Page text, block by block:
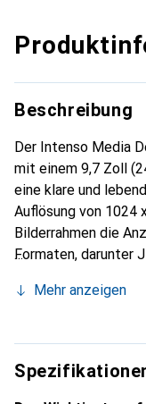
Beschreibung
Der Intenso Media
mit einem 9,7 Zoll
eine klare und
Auflösung von 1024
Bilderrahmen die
Formaten, darunter
MPEG-4, M-JPEG
Flexibilität, Bilder
anzuzeigen, was ihn
Präsentation von
Mehr anzeigen